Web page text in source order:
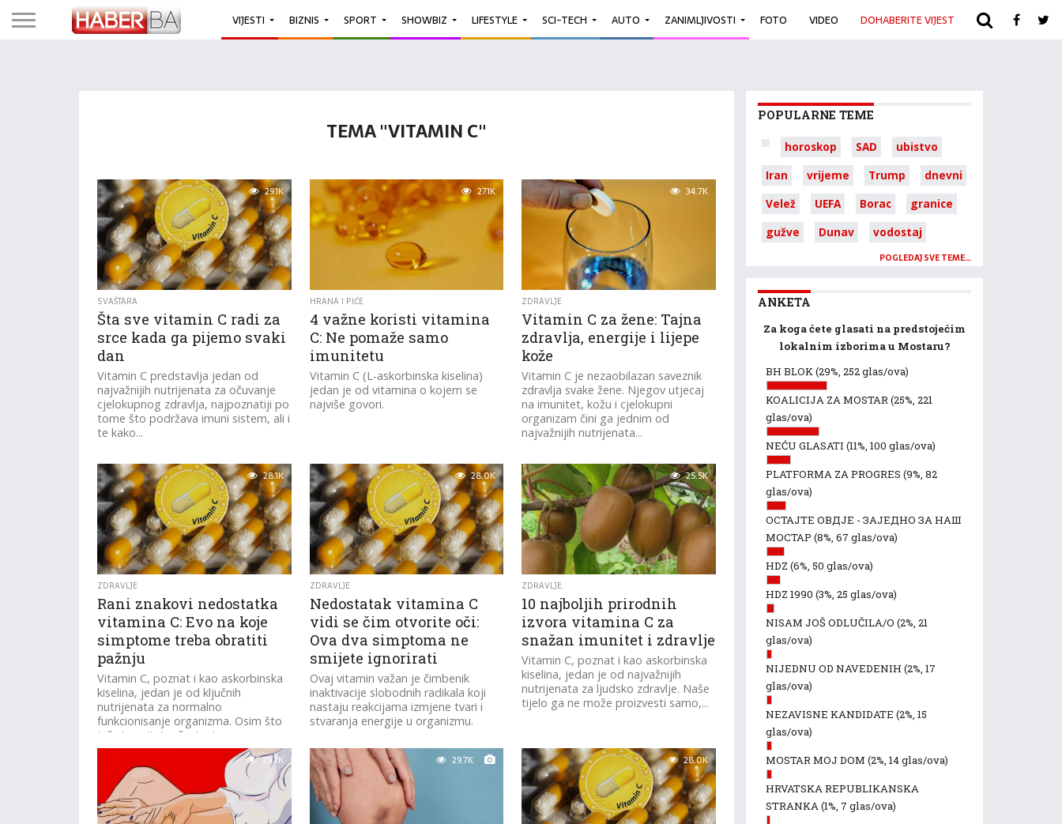
VIJESTI BIZNIS SPORT SHOWBIZ LIFESTYLE SCI-TECH AUTO ZANIMLJIVOSTI FOTO VIDEO DOHABERITE VIJEST ARHIVA
TEMA "VITAMIN C"
29.1K
SVAŠTARA
Šta sve vitamin C radi za
srce kada ga pijemo svaki
dan
Vitamin C predstavlja jedan od
najvažnijih nutrijenata za očuvanje
cjelokupnog zdravlja, najpoznatiji po
tome što podržava imuni sistem, ali i
te kako...
27.1K
HRANA I PIĆE
4 važne koristi vitamina
C: Ne pomaže samo
imunitetu
Vitamin C (L-askorbinska kiselina)
jedan je od vitamina o kojem se
najviše govori.
34.7K
ZDRAVLJE
Vitamin C za žene: Tajna
zdravlja, energije i lijepe
kože
Vitamin C je nezaobilazan saveznik
zdravlja svake žene. Njegov utjecaj
na imunitet, kožu i cjelokupni
organizam čini ga jednim od
najvažnijih nutrijenata...
28.1K
ZDRAVLJE
Rani znakovi nedostatka
vitamina C: Evo na koje
simptome treba obratiti
pažnju
Vitamin C, poznat i kao askorbinska
kiselina, jedan je od ključnih
nutrijenata za normalno
funkcionisanje organizma. Osim što
jača imunitet, učestvuje u...
28.0K
ZDRAVLJE
Nedostatak vitamina C
vidi se čim otvorite oči:
Ova dva simptoma ne
smijete ignorirati
Ovaj vitamin važan je čimbenik
inaktivacije slobodnih radikala koji
nastaju reakcijama izmjene tvari i
stvaranja energije u organizmu.
25.5K
ZDRAVLJE
10 najboljih prirodnih
izvora vitamina C za
snažan imunitet i zdravlje
Vitamin C, poznat i kao askorbinska
kiselina, jedan je od najvažnijih
nutrijenata za ljudsko zdravlje. Naše
tijelo ga ne može proizvesti samo,...
29.7K 29.7K 28.0K
POPULARNE TEME
horoskop SAD
ubistvo
Iran
vrijeme Trump
dnevni
Velež
UEFA Borac
granice
gužve
Dunav vodostaj
POGLEDAJ SVE TEME…
ANKETA
Za koga ćete glasati na predstojećim
lokalnim izborima u Mostaru?
BH BLOK(29%, 252 glas/ova)
KOALICIJA ZA MOSTAR(25%, 221
glas/ova)
NEĆU GLASATI (11%, 100 glas/ova)
PLATFORMA ZA PROGRES (9%, 82
glas/ova)
ОСТАЈТЕ ОВДЈЕ - ЗАЈЕДНО ЗА НАШ
МОСТАР (8%, 67 glas/ova)
HDZ (6%, 50 glas/ova)
HDZ 1990 (3%, 25 glas/ova)
NISAM JOŠ ODLUČILA/O (2%, 21
glas/ova)
NIJEDNU OD NAVEDENIH (2%, 17
glas/ova)
NEZAVISNE KANDIDATE (2%, 15
glas/ova)
MOSTAR MOJ DOM (2%, 14 glas/ova)
HRVATSKA REPUBLIKANSKA
STRANKA(1%, 7 glas/ova)